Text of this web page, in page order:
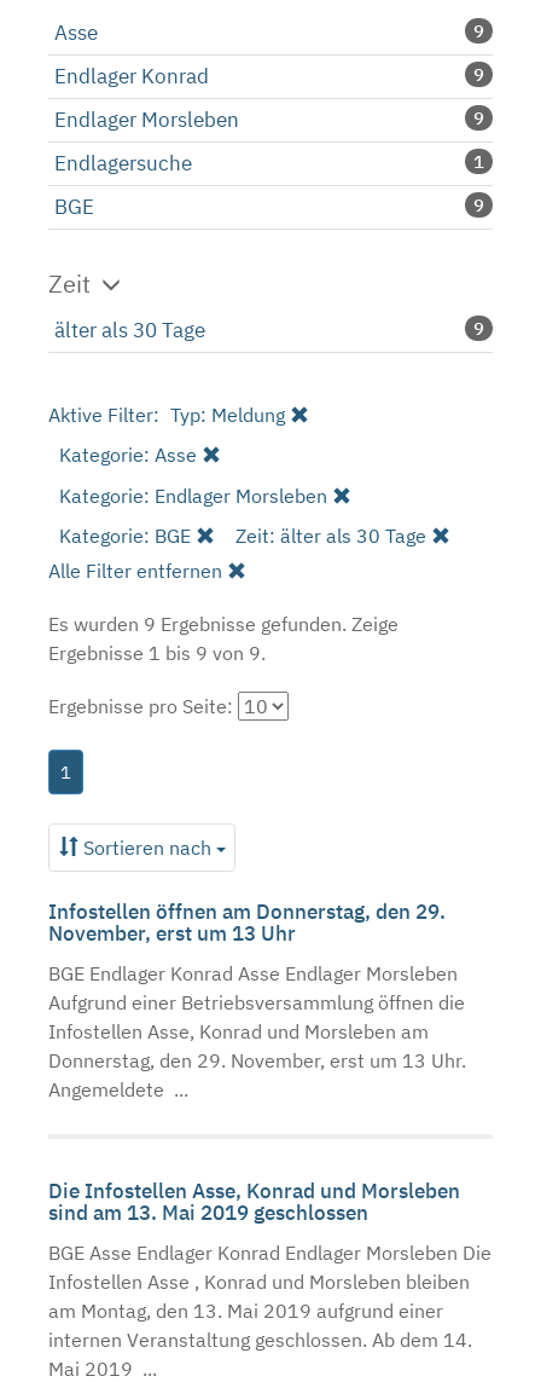
Asse 9
Endlager Konrad 9
Endlager Morsleben 9
Endlagersuche 1
BGE 9
Zeit
älter als 30 Tage 9
Aktive Filter: Typ: Meldung
Kategorie: Asse
Kategorie: Endlager Morsleben
Kategorie: BGE
Zeit: älter als 30 Tage
Alle Filter entfernen
Es wurden 9 Ergebnisse gefunden. Zeige
Ergebnisse 1 bis 9 von 9.
Ergebnisse pro Seite:
1
Sortieren nach
Infostellen öffnen am Donnerstag, den 29.
November, erst um 13 Uhr
BGE Endlager Konrad Asse Endlager Morsleben
Aufgrund einer Betriebsversammlung öffnen die
Infostellen Asse, Konrad und Morsleben am
Donnerstag, den 29. November, erst um 13 Uhr.
Angemeldete ...
Die Infostellen Asse, Konrad und Morsleben
sind am 13. Mai 2019 geschlossen
BGE Asse Endlager Konrad Endlager Morsleben Die
Infostellen Asse , Konrad und Morsleben bleiben
am Montag, den 13. Mai 2019 aufgrund einer
internen Veranstaltung geschlossen. Ab dem 14.
Mai 2019 ...